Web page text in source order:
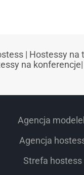
| Hostessy na
na konferencje|
Agencja
Agencja
Strefa hostess